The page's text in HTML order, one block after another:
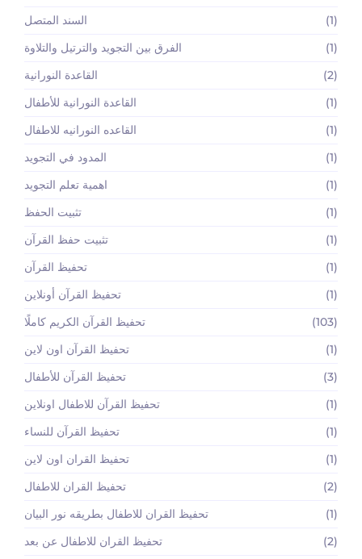
السند المتصل
(1)
الفرق بين التجويد والترتيل والتلاوة
(1)
القاعدة النورانية
(2)
القاعدة النورانية للأطفال
(1)
القاعده النورانيه للاطفال
(1)
المدود في التجويد
(1)
اهمية تعلم التجويد
(1)
تثبيت الحفظ
(1)
تثبيت حفظ القرآن
(1)
تحفيظ القرآن
(1)
تحفيظ القرآن أونلاين
(1)
تحفيظ القرآن الكريم كاملًا
(103)
تحفيظ القرآن اون لاين
(1)
تحفيظ القرآن للأطفال
(3)
تحفيظ القرآن للاطفال اونلاين
(1)
تحفيظ القرآن للنساء
(1)
تحفيظ القران اون لاين
(1)
تحفيظ القران للاطفال
(2)
تحفيظ القران للاطفال بطريقه نور البيان
(1)
تحفيظ القران للاطفال عن بعد
(2)